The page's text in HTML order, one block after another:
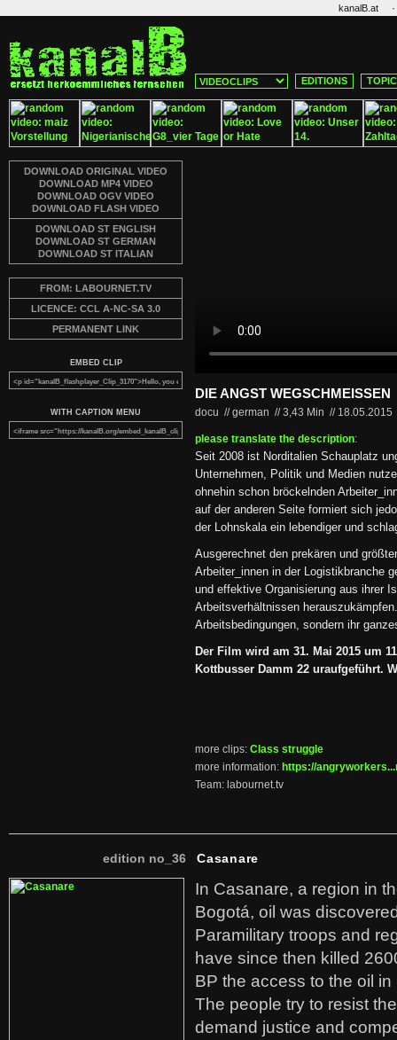
kanalB.at ·
EDITIONS
DOWNLOAD ORIGINAL VIDEO
DOWNLOAD MP4 VIDEO
DOWNLOAD OGV VIDEO
DOWNLOAD FLASH VIDEO
DOWNLOAD ST ENGLISH
DOWNLOAD ST GERMAN
DOWNLOAD ST ITALIAN
FROM: LABOURNET.TV
LICENCE: CCL A-NC-SA 3.0
PERMANENT LINK
EMBED CLIP
WITH CAPTION MENU
DIE ANGST WEGSCHMEISSEN
docu // german //3,43 Min // 18.05.2015
please translate the description:
Seit 2008 ist Norditalien Schauplatz
Unternehmen, Politik und Medien
ohnehin schon bröckelnden
auf der anderen Seite formiert sich
der Lohnskala ein lebendiger und
Ausgerechnet den prekären und
Arbeiter_innen in der Logistikbranche
und effektive Organisierung aus ihrer
Arbeitsverhältnissen
Arbeitsbedingungen, sondern ihr
Der Film wird am 31. Mai 2015 um
Kottbusser Damm 22 uraufgeführt.
more clips: Class struggle
more information: https://
Team: labournet.tv
edition no_36 Casanare
In Casanare, a region in
Bogotá, oil was
Paramilitary troops and
have since then killed
BP the access to the oil in
The people try to resist
demand justice and